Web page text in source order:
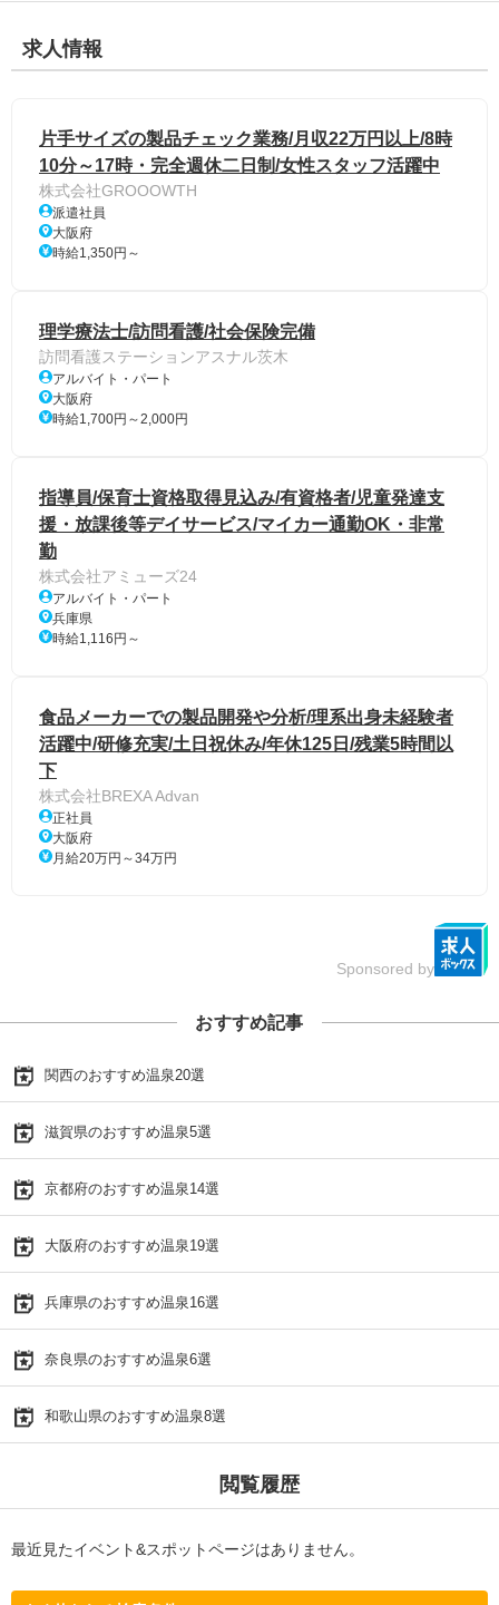
求人情報
片手サイズの製品チェック業務/月収22万円以上/8時
10分～17時・完全週休二日制/女性スタッフ活躍中
株式会社GROOOWTH
派遣社員
大阪府
時給1,350円～
理学療法士/訪問看護/社会保険完備
訪問看護ステーションアスナル茨木
アルバイト・パート
大阪府
時給1,700円～2,000円
指導員/保育士資格取得見込み/有資格者/児童発達支
援・放課後等デイサービス/マイカー通勤OK・非常
勤
株式会社アミューズ24
アルバイト・パート
兵庫県
時給1,116円～
食品メーカーでの製品開発や分析/理系出身未経験者
活躍中/研修充実/土日祝休み/年休125日/残業5時間以
下
株式会社BREXA Advan
正社員
大阪府
月給20万円～34万円
Sponsored by
おすすめ記事
関西のおすすめ温泉20選
滋賀県のおすすめ温泉5選
京都府のおすすめ温泉14選
大阪府のおすすめ温泉19選
兵庫県のおすすめ温泉16選
奈良県のおすすめ温泉6選
和歌山県のおすすめ温泉8選
閲覧履歴
最近見たイベント&スポットページはありません。